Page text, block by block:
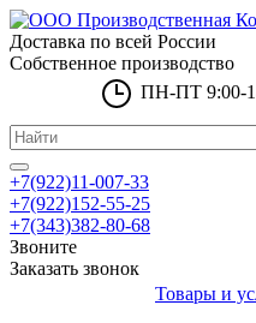
Доставка по всей России
Собственное производство
ПН-ПТ 9:00-
+7(922)11-007-33
+7(922)152-55-25
+7(343)382-80-68
Звоните
Заказать звонок
Товары и